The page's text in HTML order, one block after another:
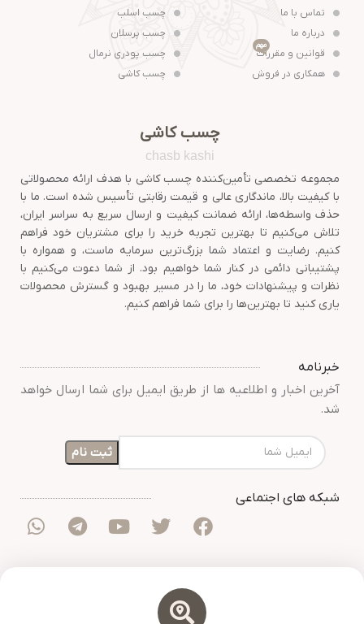
تماس با ما
درباره ما
قوانین و مقررات
مهم
همکاری در فروش
چسب اسلب
چسب پرسلان
چسب پودری نرمال
چسب کاشی
چسب کاشی
chasb kashi
مجموعه تخصصی تأمین‌کننده چسب کاشی با هدف ارائه محصولاتی
با کیفیت بالا، ماندگاری عالی و قیمت رقابتی تأسیس شده است. ما با
حذف واسطه‌ها، ارائه ضمانت کیفیت و ارسال سریع به سراسر ایران،
تلاش می‌کنیم تا بهترین تجربه خرید را برای مشتریان خود فراهم
کنیم. رضایت و اعتماد شما بزرگ‌ترین سرمایه ماست، و همواره با
پشتیبانی دائمی در کنار شما خواهیم بود. از شما دعوت می‌کنیم با
نظرات و پیشنهادات خود، ما را در مسیر بهبود و گسترش محصولات
یاری کنید تا بهترین‌ها را برای شما فراهم کنیم.
خبرنامه
آخرین اخبار و اطلاعیه ها از طریق ایمیل برای شما ارسال خواهد
شد.
شبکه های اجتماعی